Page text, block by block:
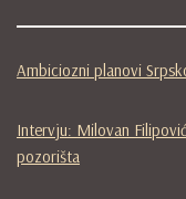
Ambiciozni planovi
Intervju: Milovan
pozorišta